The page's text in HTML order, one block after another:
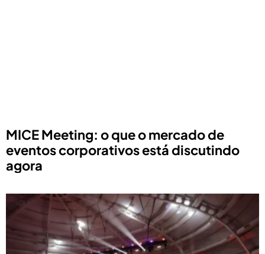
MICE Meeting: o que o mercado de
eventos corporativos está discutindo
agora